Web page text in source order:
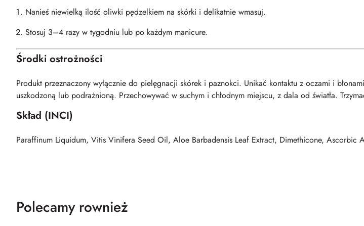
Nanieś niewielką ilość oliwki pędzelkiem na skórki i delikatnie wmasuj.
Stosuj 3–4 razy w tygodniu lub po każdym manicure.
Środki ostrożności
Produkt przeznaczony wyłącznie do pielęgnacji skórek i paznokci. Unikać kontaktu z oczami i
uszkodzoną lub podrażnioną. Przechowywać w suchym i chłodnym miejscu, z dala od światła.
Skład (INCI)
Paraffinum Liquidum, Vitis Vinifera Seed Oil, Aloe Barbadensis Leaf Extract, Dimethicone, Ascorbic
Polecamy rownież